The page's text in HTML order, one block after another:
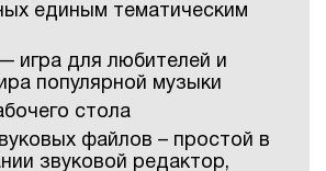
единым тематическим
игра для любителей и
популярной музыки
стола
файлов – простой в
звуковой редактор,